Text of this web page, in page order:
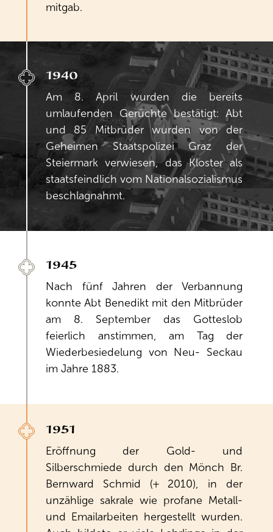
mitgab.
1940
Am 8. April wurden die bereits
umlaufenden Gerüchte bestätigt: Abt
und 85 Mitbrüder wurden von der
Geheimen Staatspolizei Graz der
Steiermark verwiesen, das Kloster als
staatsfeindlich vom Nationalsozialismus
beschlagnahmt.
1945
Nach fünf Jahren der Verbannung
konnte Abt Benedikt mit den Mitbrüder
am 8. September das Gotteslob
feierlich anstimmen, am Tag der
Wiederbesiedelung von Neu- Seckau
im Jahre 1883.
1951
Eröffnung der Gold- und
Silberschmiede durch den Mönch Br.
Bernward Schmid (+ 2010), in der
unzählige sakrale wie profane Metall-
und Emailarbeiten hergestellt wurden.